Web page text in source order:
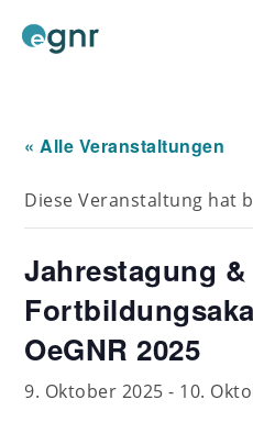
« Alle Veranstaltungen
Diese Veranstaltung hat
Jahrestagung &
OeGNR 2025
9. Oktober 2025 - 10.